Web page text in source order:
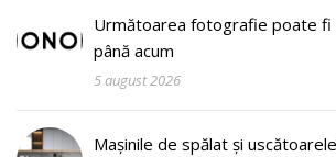
Următoarea fotografie poate fi
până acum
5 august 2026
Mașinile de spălat și